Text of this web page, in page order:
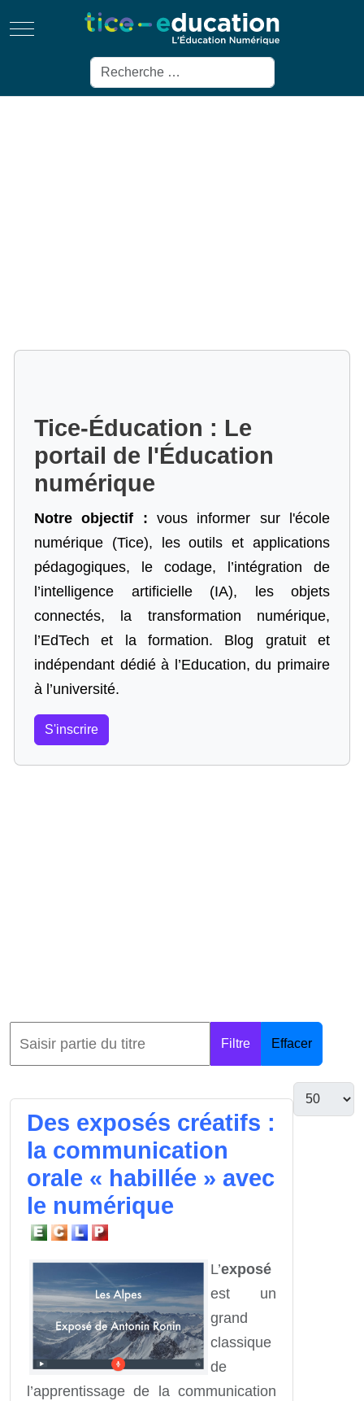
Mobile Menu Toggle
Rechercher
Tice-Éducation : Le
portail de l'Éducation
numérique
Notre objectif : vous informer sur l'école
numérique (Tice), les outils et applications
pédagogiques, le codage,
l’intégration de
l’intelligence artificielle (IA), les objets
connectés, la transformation numérique,
l’EdTech et la formation. Blog gratuit et
indépendant dédié à l’Education, du primaire
à l’université.
S'inscrire
Filtre Effacer
Des exposés créatifs :
la communication
orale « habillée » avec
le numérique
L’exposé
est un
grand
classique
de
l’apprentissage de la communication